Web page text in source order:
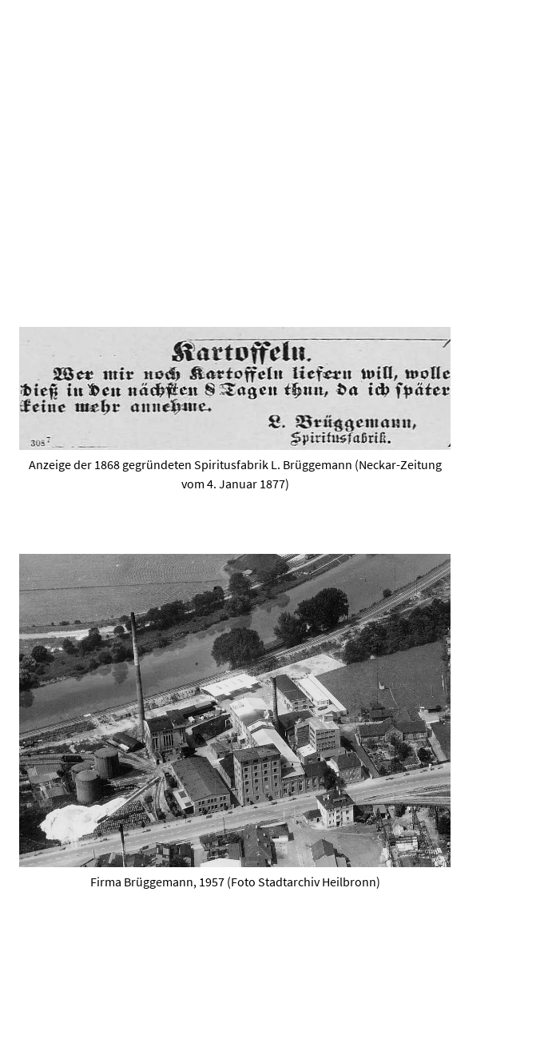
Anzeige der 1868 gegründeten Spiritusfabrik L. Brüggemann (Neckar-Zeitung
vom 4. Januar 1877)
Firma Brüggemann, 1957 (Foto Stadtarchiv Heilbronn)